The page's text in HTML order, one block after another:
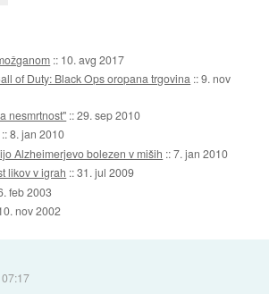
:: 10. avg 2017
of Duty: Black Ops oropana trgovina ::9. nov
nesmrtnost" ::29. sep 2010
::8. jan 2010
Alzheimerjevo bolezen v miših ::7. jan 2010
likov v igrah ::31. jul 2009
feb 2003
nov 2002